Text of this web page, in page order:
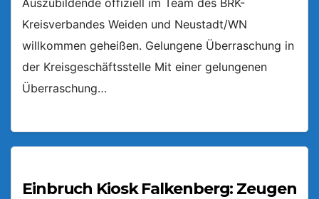
Auszubildende offiziell im Team des BRK-
Kreisverbandes Weiden und Neustadt/WN
willkommen geheißen. Gelungene Überraschung in
der Kreisgeschäftsstelle Mit einer gelungenen
Überraschung…
Einbruch Kiosk Falkenberg: Zeugen